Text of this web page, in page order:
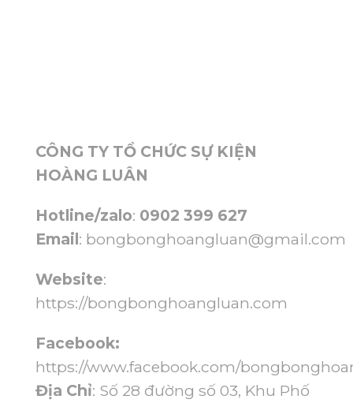
CÔNG TY TỔ CHỨC SỰ KIỆN
HOÀNG LUÂN
Hotline/zalo: 0902 399 627
Email: bongbonghoangluan@gmail.com
Website:
https://bongbonghoangluan.com
Facebook:
https://www.facebook.com/
Địa Chỉ: Số 28 đường số 03, Khu Phố